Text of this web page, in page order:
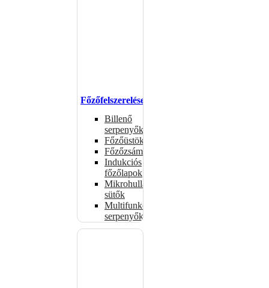
Főzőfelszerelések
Billenő
serpenyők
Főzőüstök
Főzőzsámolyok
Indukciós
főzőlapok
Mikrohullámú
sütők
Multifunkciós
serpenyők